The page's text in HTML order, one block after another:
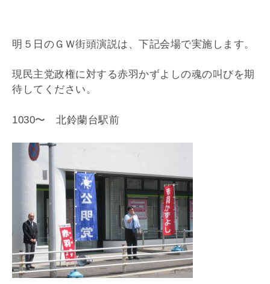
明５日のＧＷ街頭演説は、下記会場で実施します。
現民主党政権に対する赤羽かずよしの魂の叫びを期
待してください。
1030〜 北鈴蘭台駅前